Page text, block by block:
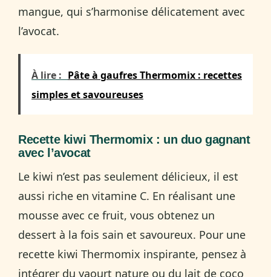
mangue, qui s’harmonise délicatement avec
l’avocat.
À lire : Pâte à gaufres Thermomix : recettes
simples et savoureuses
Recette kiwi Thermomix : un duo gagnant
avec l’avocat
Le kiwi n’est pas seulement délicieux, il est
aussi riche en vitamine C. En réalisant une
mousse avec ce fruit, vous obtenez un
dessert à la fois sain et savoureux. Pour une
recette kiwi Thermomix inspirante, pensez à
intégrer du yaourt nature ou du lait de coco